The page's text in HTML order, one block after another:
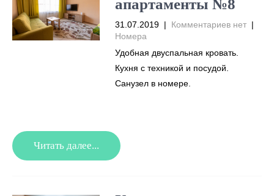
апартаменты №8
31.07.2019 | Комментариев нет |
Номера
Удобная двуспальная кровать.
Кухня с техникой и посудой.
Санузел в номере.
Читать далее...